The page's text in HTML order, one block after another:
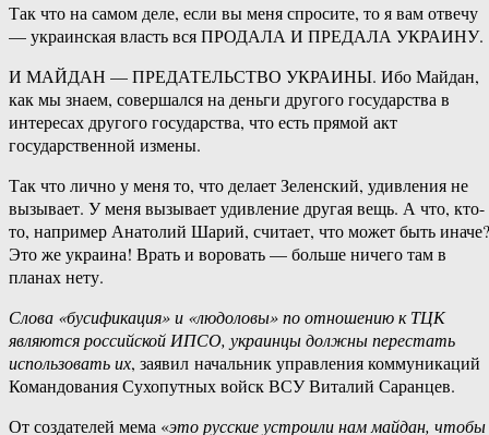
Так что на самом деле, если вы меня спросите, то я вам отвечу
— украинская власть вся ПРОДАЛА И ПРЕДАЛА УКРАИНУ.
И МАЙДАН — ПРЕДАТЕЛЬСТВО УКРАИНЫ. Ибо Майдан,
как мы знаем, совершался на деньги другого государства в
интересах другого государства, что есть прямой акт
государственной измены.
Так что лично у меня то, что делает Зеленский, удивления не
вызывает. У меня вызывает удивление другая вещь. А что, кто-
то, например Анатолий Шарий, считает, что может быть иначе?
Это же украина! Врать и воровать — больше ничего там в
планах нету.
Слова «бусификация» и «людоловы» по отношению к ТЦК
являются российской ИПСО, украинцы должны перестать
использовать их, заявил начальник управления коммуникаций
Командования Сухопутных войск ВСУ Виталий Саранцев.
От создателей мема «это русские устроили нам майдан, чтобы